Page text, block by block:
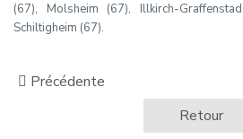
(67), Molsheim (67), Illkirch-
Schiltigheim (67).
Précédente
Retour